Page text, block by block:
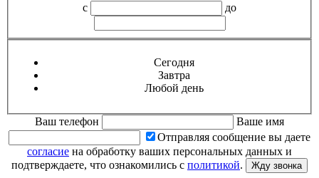
с
до
Сегодня
Завтра
Любой день
Ваш телефон
Ваше имя
Отправляя сообщение вы даете
согласие на обработку ваших персональных данных и
подтверждаете, что ознакомились с политикой. Жду звонка